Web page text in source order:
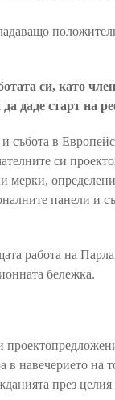
си, като
даде старт на
събота в
си
мерки,
панели и
работа на
бележка.
навечерието на
през целия